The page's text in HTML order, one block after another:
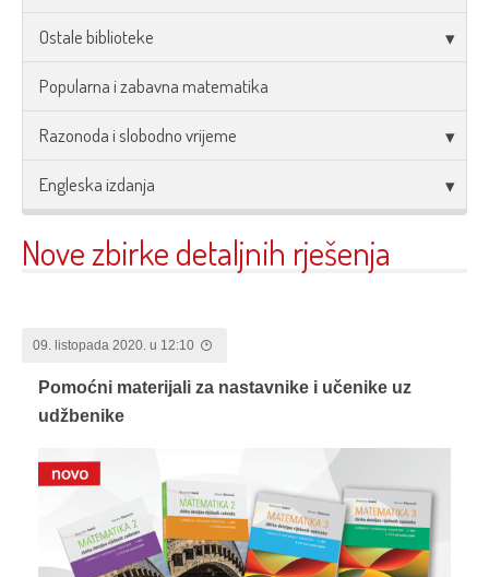
Ostale biblioteke
Popularna i zabavna matematika
Razonoda i slobodno vrijeme
Engleska izdanja
Nove zbirke detaljnih rješenja
09. listopada 2020. u 12:10
Pomoćni materijali za nastavnike i učenike uz
udžbenike